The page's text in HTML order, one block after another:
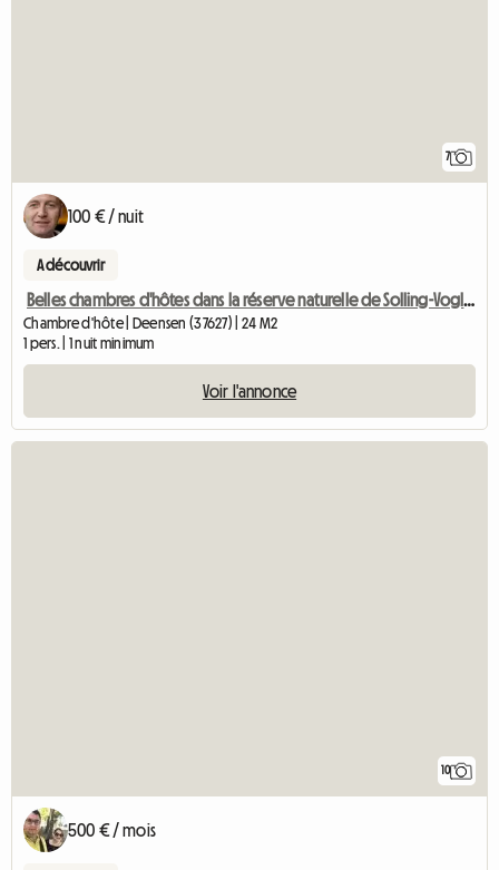
7
100 € / nuit
A découvrir
Belles chambres d'hôtes dans la réserve naturelle de Solling-Vogler
Chambre d'hôte | Deensen (37627) | 24 M2
1 pers. | 1 nuit minimum
Voir l'annonce
10
500 € / mois